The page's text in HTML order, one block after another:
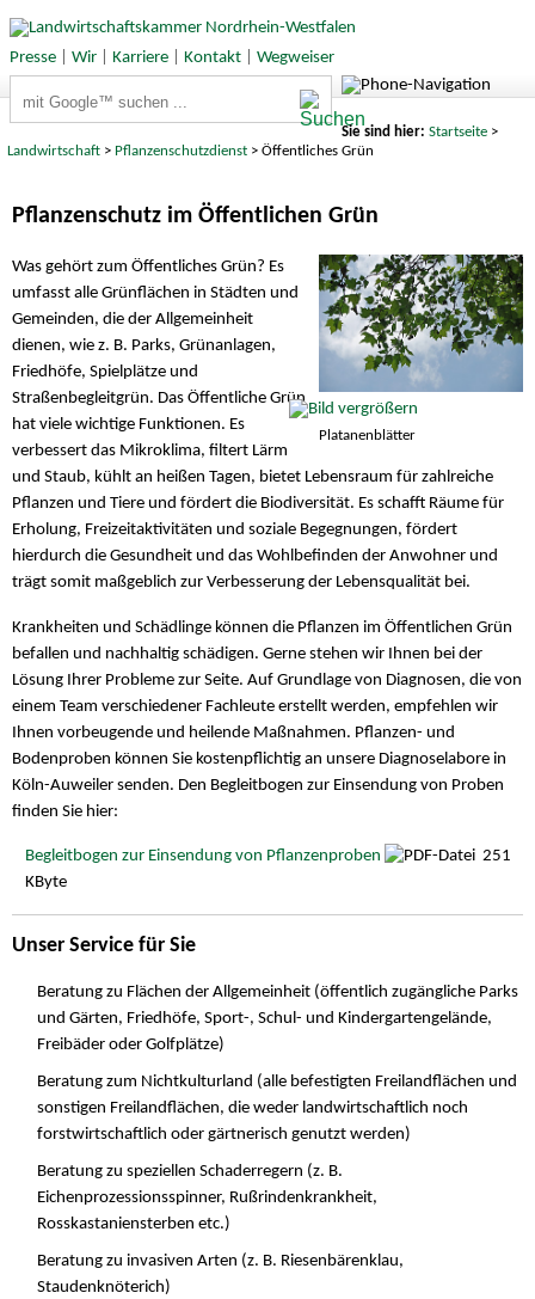
Presse| Wir| Karriere| Kontakt| Wegweiser
Sie sind hier: Startseite>
Landwirtschaft > Pflanzenschutzdienst > Öffentliches Grün
Pflanzenschutz im Öffentlichen Grün
Platanenblätter
Was gehört zum Öffentliches Grün? Es
umfasst alle Grünflächen in Städten und
Gemeinden, die der Allgemeinheit
dienen, wie z. B. Parks, Grünanlagen,
Friedhöfe, Spielplätze und
Straßenbegleitgrün. Das Öffentliche Grün
hat viele wichtige Funktionen. Es
verbessert das Mikroklima, filtert Lärm
und Staub, kühlt an heißen Tagen, bietet Lebensraum für zahlreiche
Pflanzen und Tiere und fördert die Biodiversität. Es schafft Räume für
Erholung, Freizeitaktivitäten und soziale Begegnungen, fördert
hierdurch die Gesundheit und das Wohlbefinden der Anwohner und
trägt somit maßgeblich zur Verbesserung der Lebensqualität bei.
Krankheiten und Schädlinge können die Pflanzen im Öffentlichen Grün
befallen und nachhaltig schädigen. Gerne stehen wir Ihnen bei der
Lösung Ihrer Probleme zur Seite. Auf Grundlage von Diagnosen, die von
einem Team verschiedener Fachleute erstellt werden, empfehlen wir
Ihnen vorbeugende und heilende Maßnahmen. Pflanzen- und
Bodenproben können Sie kostenpflichtig an unsere Diagnoselabore in
Köln-Auweiler senden. Den Begleitbogen zur Einsendung von Proben
finden Sie hier:
Begleitbogen zur Einsendung von Pflanzenproben
251
KByte
Unser Service für Sie
Beratung zu Flächen der Allgemeinheit (öffentlich zugängliche Parks
und Gärten, Friedhöfe, Sport-, Schul- und Kindergartengelände,
Freibäder oder Golfplätze)
Beratung zum Nichtkulturland (alle befestigten Freilandflächen und
sonstigen Freilandflächen, die weder landwirtschaftlich noch
forstwirtschaftlich oder gärtnerisch genutzt werden)
Beratung zu speziellen Schaderregern (z. B.
Eichenprozessionsspinner, Rußrindenkrankheit,
Rosskastaniensterben etc.)
Beratung zu invasiven Arten (z. B. Riesenbärenklau,
Staudenknöterich)